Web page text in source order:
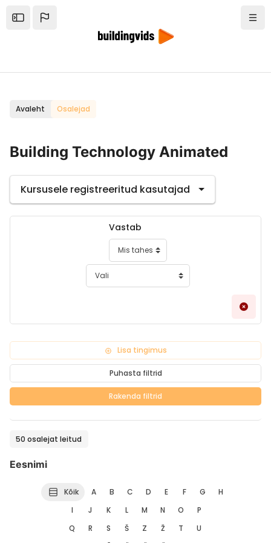
Open the sidebar
Avaleht Osalejad
Building Technology Animated
Participants tertiary navigation.
Kursusele registreeritud kasutajad
Filter 1
VastabFiltri tüüp
Lisa tingimus
Puhasta filtrid
Rakenda filtrid
50 osalejat leitud
Eesnimi
Kõik A B C D E F G
H
I
J K L M N O
P
Q
R S Š Z Ž T
U